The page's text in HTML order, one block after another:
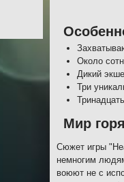
Около
Дикий
Три
Мир
Сюжет игры
немногим
воюют не с